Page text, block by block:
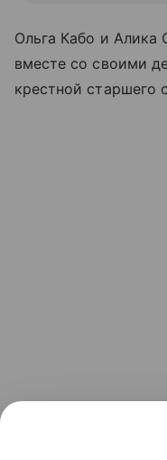
Ольга Кабо и Алика
вместе со своими
крестной старшего